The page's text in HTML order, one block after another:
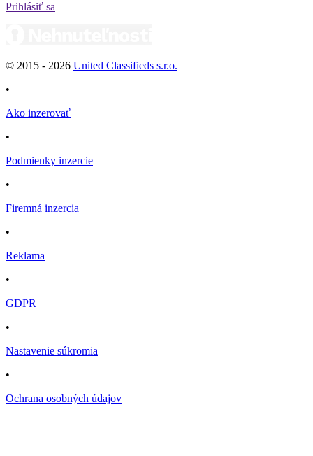
Prihlásiť sa
© 2015 - 2026 United Classifieds s.r.o.
•
Ako inzerovať
•
Podmienky inzercie
•
Firemná inzercia
•
Reklama
•
GDPR
•
Nastavenie súkromia
•
Ochrana osobných údajov